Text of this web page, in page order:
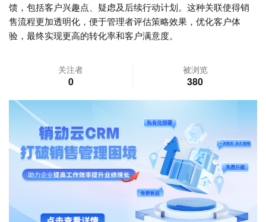
馈，包括客户兴趣点、疑虑及后续行动计划。这种关联使得销
售流程更加透明化，便于管理者评估策略效果，优化客户体
验，最终实现更高的转化率和客户满意度。
关注者
0
被浏览
380